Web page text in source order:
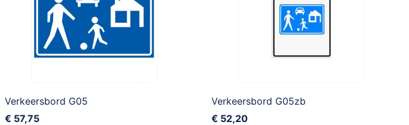
Verkeersbord G05
€ 57,75
Verkeersbord G05zb
€ 52,20